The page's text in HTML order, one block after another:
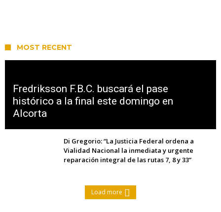
MOST RECENT
Fredriksson F.B.C. buscará el pase
histórico a la final este domingo en
Alcorta
Di Gregorio: “La Justicia Federal ordena a
Vialidad Nacional la inmediata y urgente
reparación integral de las rutas 7, 8 y 33”
Load more